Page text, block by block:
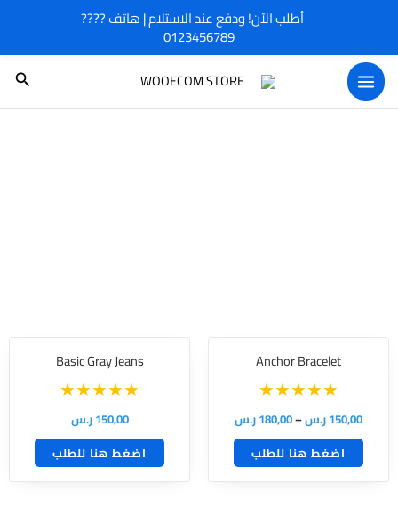
المحتوى
Anchor Bracelet
150,00ر.س–
180,00ر.س
اضغط هنا للطلب
Basic Gray Jeans
150,00ر.س
اضغط هنا للطلب
أطلب الآن! ودفع عند الاستلام | هاتف ????
0123456789